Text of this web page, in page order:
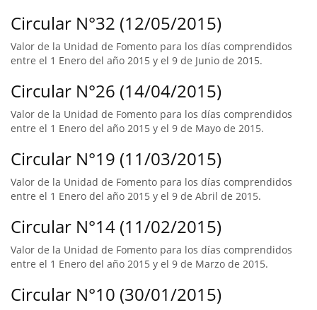
Circular N°32 (12/05/2015)
Valor de la Unidad de Fomento para los días comprendidos
entre el 1 Enero del año 2015 y el 9 de Junio de 2015.
Circular N°26 (14/04/2015)
Valor de la Unidad de Fomento para los días comprendidos
entre el 1 Enero del año 2015 y el 9 de Mayo de 2015.
Circular N°19 (11/03/2015)
Valor de la Unidad de Fomento para los días comprendidos
entre el 1 Enero del año 2015 y el 9 de Abril de 2015.
Circular N°14 (11/02/2015)
Valor de la Unidad de Fomento para los días comprendidos
entre el 1 Enero del año 2015 y el 9 de Marzo de 2015.
Circular N°10 (30/01/2015)